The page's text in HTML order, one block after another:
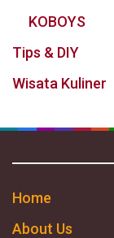
KOBOYS
Tips & DIY
Wisata Kuliner
Home
About Us